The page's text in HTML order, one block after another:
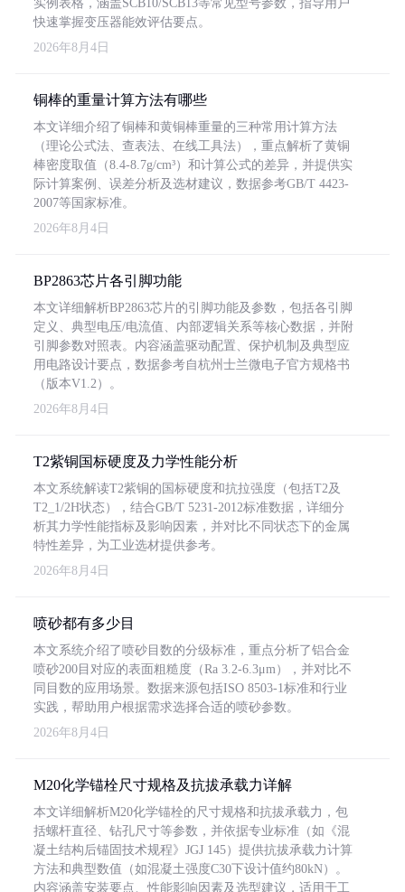
实例表格，涵盖SCB10/SCB13等常见型号参数，指导用户
快速掌握变压器能效评估要点。
2026年8月4日
铜棒的重量计算方法有哪些
本文详细介绍了铜棒和黄铜棒重量的三种常用计算方法
（理论公式法、查表法、在线工具法），重点解析了黄铜
棒密度取值（8.4-8.7g/cm³）和计算公式的差异，并提供实
际计算案例、误差分析及选材建议，数据参考GB/T 4423-
2007等国家标准。
2026年8月4日
BP2863芯片各引脚功能
本文详细解析BP2863芯片的引脚功能及参数，包括各引脚
定义、典型电压/电流值、内部逻辑关系等核心数据，并附
引脚参数对照表。内容涵盖驱动配置、保护机制及典型应
用电路设计要点，数据参考自杭州士兰微电子官方规格书
（版本V1.2）。
2026年8月4日
T2紫铜国标硬度及力学性能分析
本文系统解读T2紫铜的国标硬度和抗拉强度（包括T2及
T2_1/2H状态），结合GB/T 5231-2012标准数据，详细分
析其力学性能指标及影响因素，并对比不同状态下的金属
特性差异，为工业选材提供参考。
2026年8月4日
喷砂都有多少目
本文系统介绍了喷砂目数的分级标准，重点分析了铝合金
喷砂200目对应的表面粗糙度（Ra 3.2-6.3μm），并对比不
同目数的应用场景。数据来源包括ISO 8503-1标准和行业
实践，帮助用户根据需求选择合适的喷砂参数。
2026年8月4日
M20化学锚栓尺寸规格及抗拔承载力详解
本文详细解析M20化学锚栓的尺寸规格和抗拔承载力，包
括螺杆直径、钻孔尺寸等参数，并依据专业标准（如《混
凝土结构后锚固技术规程》JGJ 145）提供抗拔承载力计算
方法和典型数值（如混凝土强度C30下设计值约80kN）。
内容涵盖安装要点、性能影响因素及选型建议，适用于工